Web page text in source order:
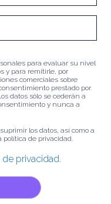
para evaluar su nivel
y para remitirle, por
comerciales sobre
prestado por
datos sólo se cederán a
y nunca a
los datos, así como a
política de privacidad.
privacidad.